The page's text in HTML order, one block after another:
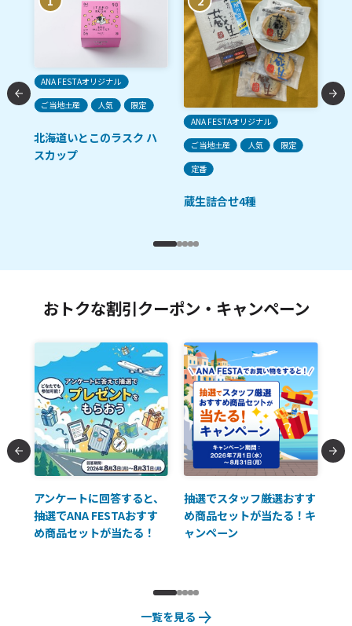
ANA FESTAオリジナル
ご当地土産
人気 限定
北海道いとこのラスク ハ
スカップ
ANA FESTAオリジナル
ご当地土産
人気
限定
定番
蔵生詰合せ4種
おトクな割引クーポン・キャンペーン
アンケートに回答すると、
抽選でANA FESTAおすす
め商品セットが当たる！
抽選でスタッフ厳選おすす
め商品セットが当たる！キ
ャンペーン
一覧を見る